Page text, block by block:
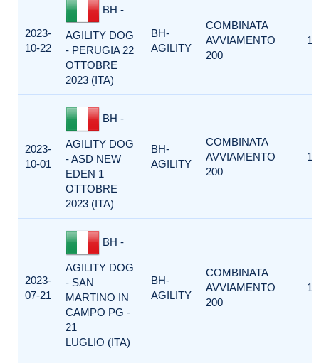
2023-
10-22
BH -
AGILITY DOG
- PERUGIA 22
OTTOBRE
2023 (ITA)
BH-
AGILITY
COMBINATA
AVVIAMENTO
200
1
2023-
10-01
BH -
AGILITY DOG
- ASD NEW
EDEN 1
OTTOBRE
2023 (ITA)
BH-
AGILITY
COMBINATA
AVVIAMENTO
200
1
2023-
07-21
BH -
AGILITY DOG
- SAN
MARTINO IN
CAMPO PG -
21
LUGLIO (ITA)
BH-
AGILITY
COMBINATA
AVVIAMENTO
200
1